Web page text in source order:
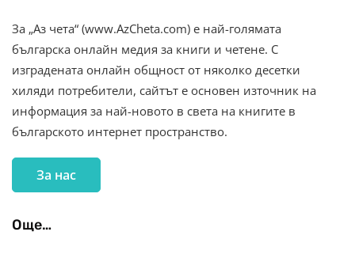
За „Аз чета“ (www.AzCheta.com) е най-голямата
българска онлайн медия за книги и четене. С
изградената онлайн общност от няколко десетки
хиляди потребители, сайтът е основен източник на
информация за най-новото в света на книгите в
българското интернет пространство.
За нас
Още…